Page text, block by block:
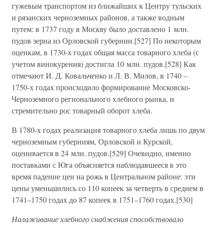
гужевым транспортом из ближайших к Центру тульских
и рязанских черноземных районов, а также водным
путем: в 1737 году в Москву было доставлено 1 млн.
пудов зерна из Орловской губернии.[527] По некоторым
оценкам, в 1730-х годах общая масса товарного хлеба (с
учетом винокурения) достигла 10 млн. пудов.[528] Как
отмечают И. Д. Ковальченко и Л. В. Милов, в 1740 –
1750-х годах происходило формирование Московско-
Черноземного регионального хлебного рынка, и
стремительно рос товарный оборот хлеба.
В 1780-х годах реализация товарного хлеба лишь по двум
черноземным губерниям, Орловской и Курской,
оценивается в 24 млн. пудов.[529] Очевидно, именно
поставками с Юга объясняется наблюдавшееся в это
время падение цен на рожь в Центральном районе: эти
цены уменьшились со 110 копеек за четверть в среднем в
1741–1750 годах до 87 копеек в 1751–1760 годах.[530]
Налаживание хлебного снабжения способствовало